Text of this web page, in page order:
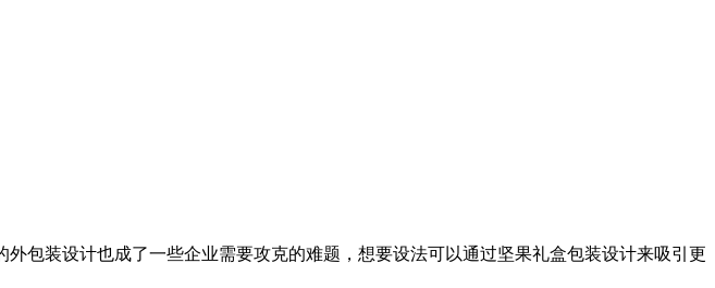
包装设计也成了一些企业需要攻克的难题，想要设法可以通过坚果礼盒包装设计来吸引更